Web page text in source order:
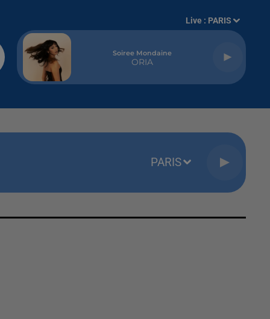
Live : PARIS
Soiree Mondaine
ORIA
PARIS